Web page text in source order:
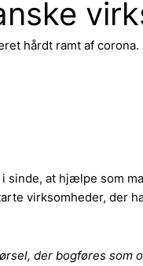
hårdt ramt af
at hjælpe som
virksomheder, der
der bogføres